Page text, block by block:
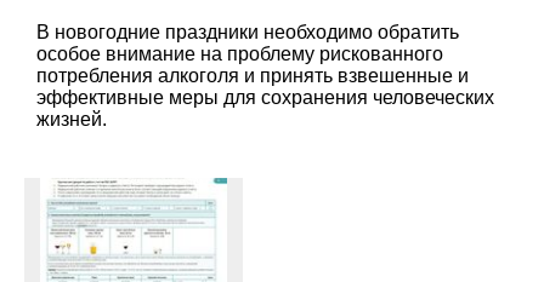
В новогодние праздники необходимо обратить
особое внимание на проблему рискованного
потребления алкоголя и принять взвешенные и
эффективные меры для сохранения человеческих
жизней.